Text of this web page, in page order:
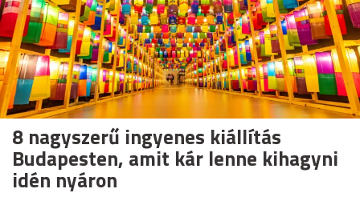
8 nagyszerű ingyenes kiállítás
Budapesten, amit kár lenne kihagyni
idén nyáron